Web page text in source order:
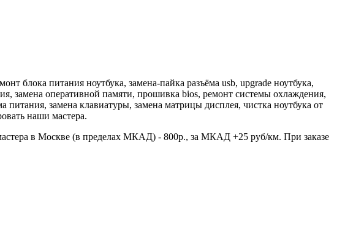
блока питания ноутбука, замена-пайка разъёма usb, upgrade ноутбука,
замена оперативной памяти, прошивка bios, ремонт системы охлаждения,
питания, замена клавиатуры, замена матрицы дисплея, чистка ноутбука от
наши мастера.
в Москве (в пределах МКАД) - 800р., за МКАД +25 руб/км. При заказе